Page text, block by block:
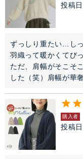
投稿日
ずっしり重たい…し
羽織って暖かくてび
ただ、肩幅がそこそ
した（笑）肩幅が華
購入者
投稿日